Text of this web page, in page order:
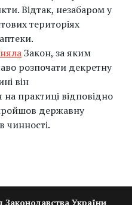
Відтак, незабаром у
територіях
Закон, за яким
розпочати декретну
він
на практиці відповідно
державну
чинності.
України